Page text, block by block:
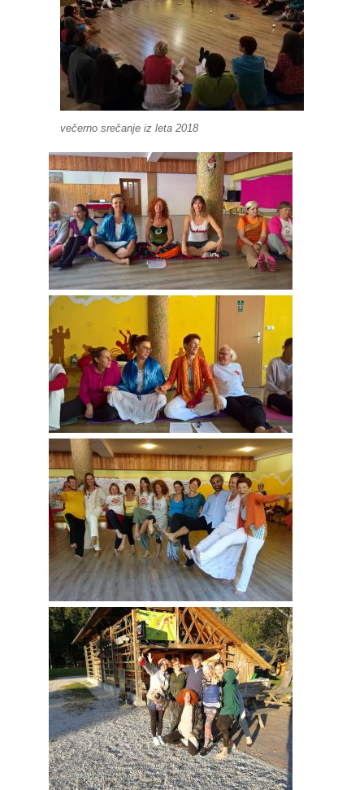
večerno srečanje iz leta 2018